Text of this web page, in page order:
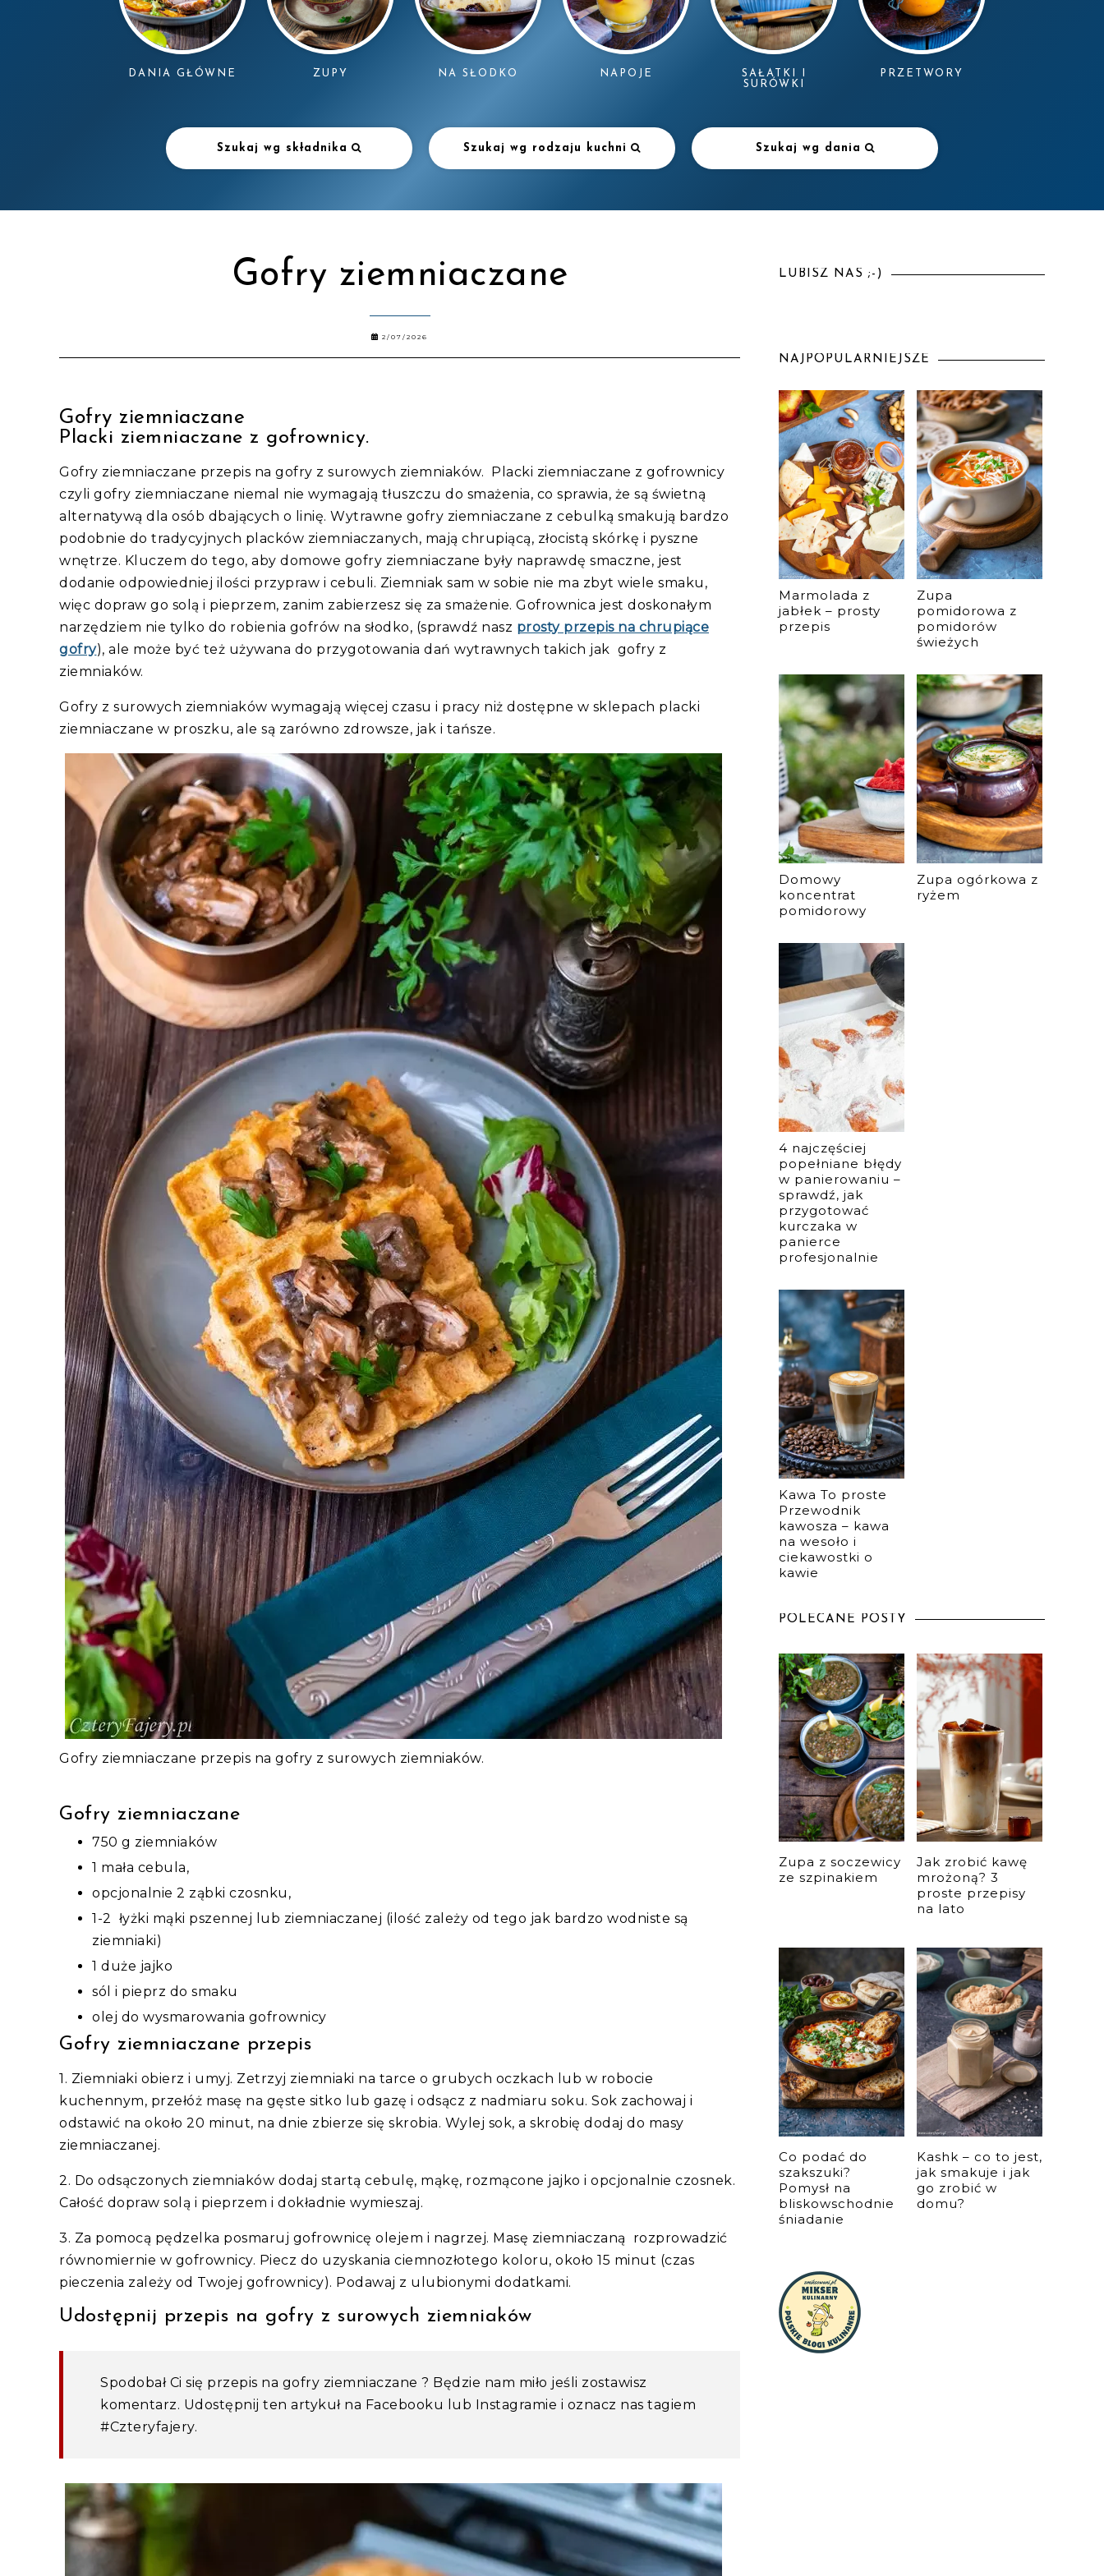
DANIA GŁÓWNE ZUPY NA SŁODKO NAPOJE
SAŁATKI I
SURÓWKI
PRZETWORY
Szukaj wg składnika Szukaj wg rodzaju kuchni Szukaj wg dania
Gofry ziemniaczane
2/07/2026
Gofry ziemniaczane
Placki ziemniaczane z gofrownicy.
Gofry ziemniaczane przepis na gofry z surowych ziemniaków. Placki ziemniaczane z gofrownicy
czyli gofry ziemniaczane niemal nie wymagają tłuszczu do smażenia, co sprawia, że są świetną
alternatywą dla osób dbających o linię. Wytrawne gofry ziemniaczane z cebulką smakują bardzo
podobnie do tradycyjnych placków ziemniaczanych, mają chrupiącą, złocistą skórkę i pyszne
wnętrze. Kluczem do tego, aby domowe gofry ziemniaczane były naprawdę smaczne, jest
dodanie odpowiedniej ilości przypraw i cebuli. Ziemniak sam w sobie nie ma zbyt wiele smaku,
więc dopraw go solą i pieprzem, zanim zabierzesz się za smażenie. Gofrownica jest doskonałym
narzędziem nie tylko do robienia gofrów na słodko, (sprawdź nasz prosty przepis na chrupiące
gofry), ale może być też używana do przygotowania dań wytrawnych takich jak gofry z
ziemniaków.
Gofry z surowych ziemniaków wymagają więcej czasu i pracy niż dostępne w sklepach placki
ziemniaczane w proszku, ale są zarówno zdrowsze, jak i tańsze.
Gofry ziemniaczane przepis na gofry z surowych ziemniaków.
Gofry ziemniaczane
750 g ziemniaków
1 mała cebula,
opcjonalnie 2 ząbki czosnku,
1-2 łyżki mąki pszennej lub ziemniaczanej (ilość zależy od tego jak bardzo wodniste są
ziemniaki)
1 duże jajko
sól i pieprz do smaku
olej do wysmarowania gofrownicy
Gofry ziemniaczane przepis
1. Ziemniaki obierz i umyj. Zetrzyj ziemniaki na tarce o grubych oczkach lub w robocie
kuchennym, przełóż masę na gęste sitko lub gazę i odsącz z nadmiaru soku. Sok zachowaj i
odstawić na około 20 minut, na dnie zbierze się skrobia. Wylej sok, a skrobię dodaj do masy
ziemniaczanej.
2. Do odsączonych ziemniaków dodaj startą cebulę, mąkę, rozmącone jajko i opcjonalnie czosnek.
Całość dopraw solą i pieprzem i dokładnie wymieszaj.
3. Za pomocą pędzelka posmaruj gofrownicę olejem i nagrzej. Masę ziemniaczaną rozprowadzić
równomiernie w gofrownicy. Piecz do uzyskania ciemnozłotego koloru, około 15 minut (czas
pieczenia zależy od Twojej gofrownicy). Podawaj z ulubionymi dodatkami.
Udostępnij przepis na gofry z surowych ziemniaków
Spodobał Ci się przepis na gofry ziemniaczane ? Będzie nam miło jeśli zostawisz
komentarz. Udostępnij ten artykuł na Facebooku lub Instagramie i oznacz nas tagiem
#Czteryfajery.
LUBISZ NAS ;-)
NAJPOPULARNIEJSZE
Marmolada z
jabłek – prosty
przepis
Zupa
pomidorowa z
pomidorów
świeżych
Domowy
koncentrat
pomidorowy
Zupa ogórkowa z
ryżem
4 najczęściej
popełniane błędy
w panierowaniu –
sprawdź, jak
przygotować
kurczaka w
panierce
profesjonalnie
Kawa To proste
Przewodnik
kawosza – kawa
na wesoło i
ciekawostki o
kawie
POLECANE POSTY
Zupa z soczewicy
ze szpinakiem
Jak zrobić kawę
mrożoną? 3
proste przepisy
na lato
Co podać do
szakszuki?
Pomysł na
bliskowschodnie
śniadanie
Kashk – co to jest,
jak smakuje i jak
go zrobić w
domu?